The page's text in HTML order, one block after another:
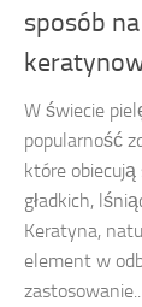
sposób
W świecie
popularność
które
gładkich,
Keratyna,
element w
zastosowanie...